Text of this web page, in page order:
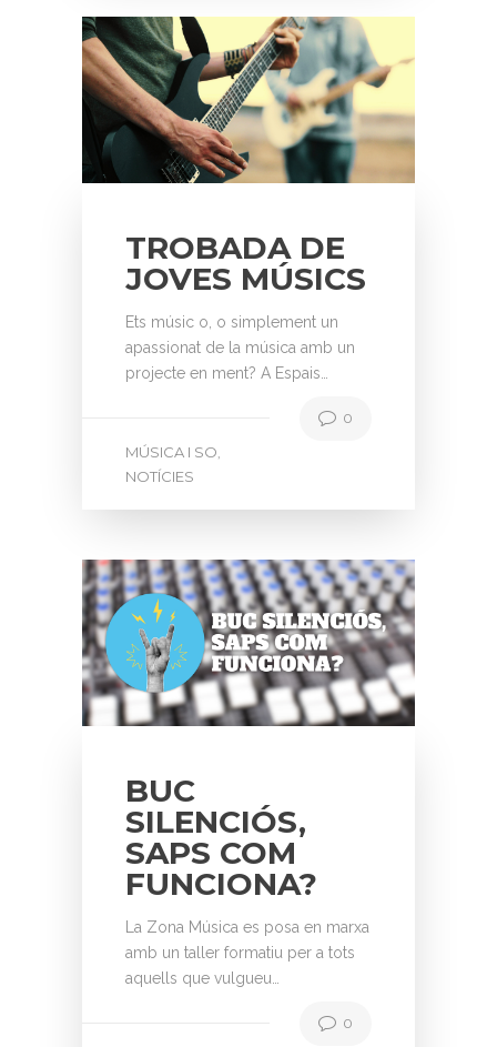
TROBADA DE
JOVES MÚSICS
Ets músic o, o simplement un
apassionat de la música amb un
projecte en ment? A Espais…
MÚSICA I SO,
NOTÍCIES
0
BUC
SILENCIÓS,
SAPS COM
FUNCIONA?
La Zona Música es posa en marxa
amb un taller formatiu per a tots
aquells que vulgueu…
0